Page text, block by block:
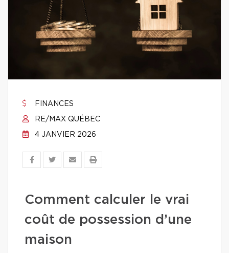
FINANCES
RE/MAX QUÉBEC
4 JANVIER 2026
Comment calculer le vrai
coût de possession d’une
maison